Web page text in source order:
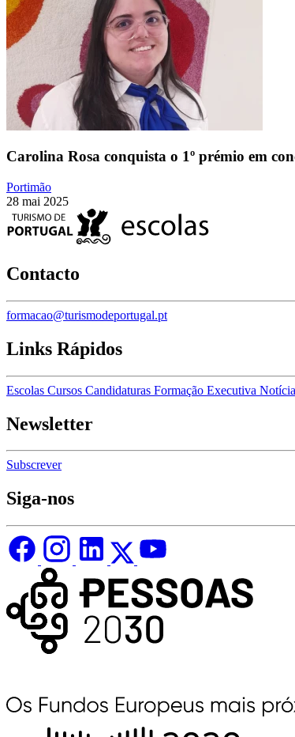
Carolina Rosa conquista o 1º prémio em
Portimão
28 mai 2025
Contacto
formacao@turismodeportugal.pt
Links Rápidos
Escolas Cursos Candidaturas Formação Executiva
Newsletter
Subscrever
Siga-nos